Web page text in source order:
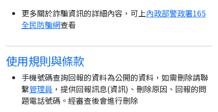
更多關於詐騙資訊的詳細內容，可上內政部警政署165
全民防騙網查看
使用規則與條款
手機號碼查詢回報的資料為公開的資料，如需刪除請聯
繫管理員 ，提供回報訊息(資訊)、刪除原因、回報的問
題電話號碼。經審查後會進行刪除